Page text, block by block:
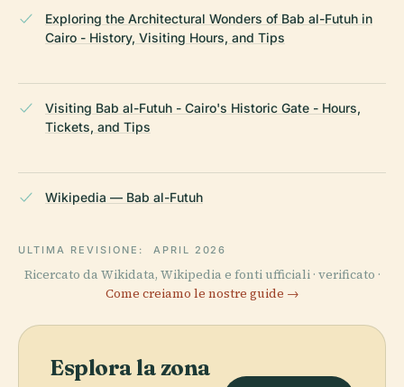
Exploring the Architectural Wonders of Bab al-Futuh in
Cairo - History, Visiting Hours, and Tips
Visiting Bab al-Futuh - Cairo's Historic Gate - Hours,
Tickets, and Tips
Wikipedia — Bab al-Futuh
ULTIMA REVISIONE: APRIL 2026
Ricercato da Wikidata, Wikipedia e fonti ufficiali · verificato ·
Come creiamo le nostre guide →
Esplora la zona